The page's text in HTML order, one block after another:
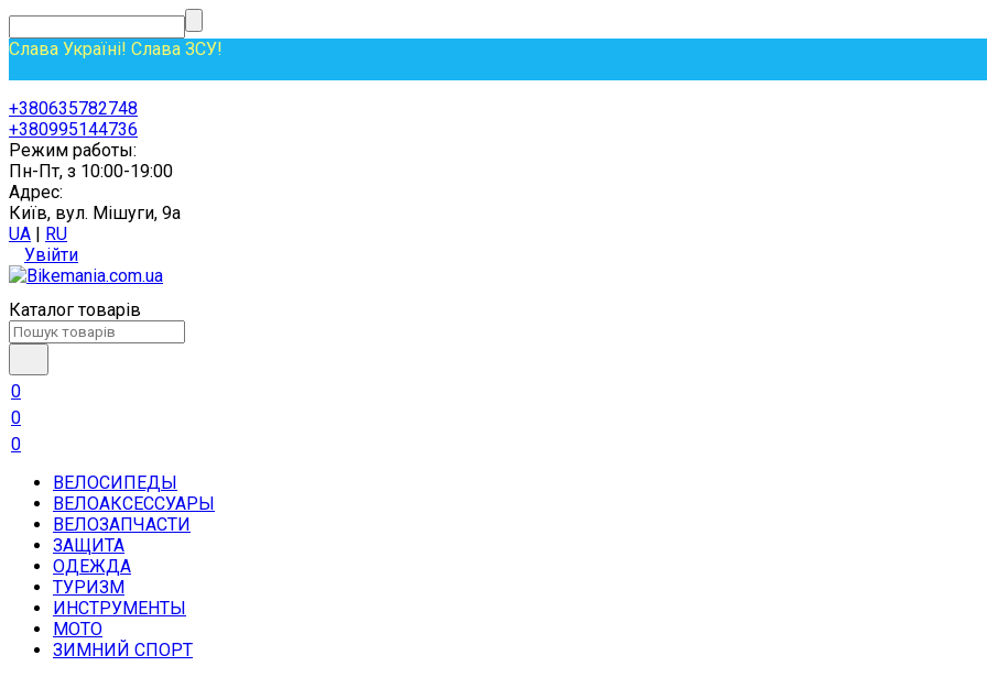
Слава Україні! Слава ЗСУ!
+380635782748
+380995144736
Режим работы:
Пн-Пт, з 10:00-19:00
Адрес:
Київ, вул. Мішуги, 9а
UA | RU
Увійти
Каталог товарів
0
0
0
ВЕЛОСИПЕДЫ
ВЕЛОАКСЕССУАРЫ
ВЕЛОЗАПЧАСТИ
ЗАЩИТА
ОДЕЖДА
ТУРИЗМ
ИНСТРУМЕНТЫ
МОТО
ЗИМНИЙ СПОРТ